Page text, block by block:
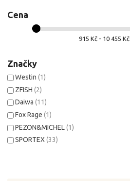
Cena
915 Kč - 10 455 Kč
Značky
Westin (1)
ZFISH (2)
Daiwa (11)
Fox Rage (1)
PEZON&MICHEL(1)
SPORTEX (33)